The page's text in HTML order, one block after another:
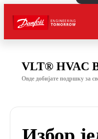
VLT® HVAC
Овде добијате подршку за